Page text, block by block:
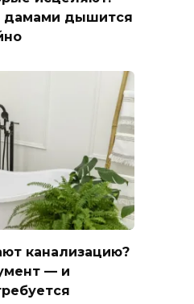
дамами дышится
канализацию?
— и